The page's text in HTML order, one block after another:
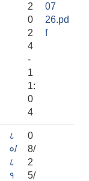
2
0
2
4
-
1
1:
0
4
07
26.pd
f
८
०/
८
१
0
8/
2
5/